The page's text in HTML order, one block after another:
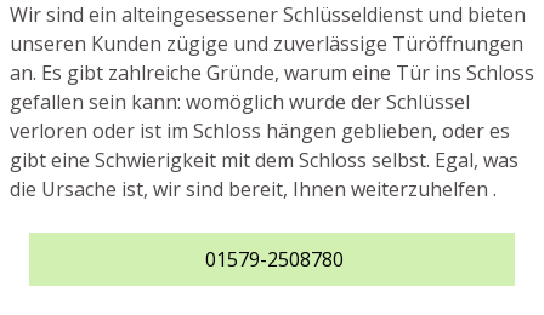
Wir sind ein alteingesessener Schlüsseldienst und bieten
unseren Kunden zügige und zuverlässige Türöffnungen
an. Es gibt zahlreiche Gründe, warum eine Tür ins Schloss
gefallen sein kann: womöglich wurde der Schlüssel
verloren oder ist im Schloss hängen geblieben, oder es
gibt eine Schwierigkeit mit dem Schloss selbst. Egal, was
die Ursache ist, wir sind bereit, Ihnen weiterzuhelfen .
01579-2508780